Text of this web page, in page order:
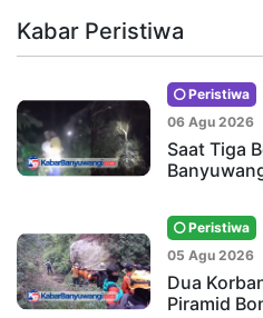
Kabar Peristiwa
Peristiwa
06 Agu 2026
Saat Tiga
Peristiwa
05 Agu 2026
Dua
Piramid